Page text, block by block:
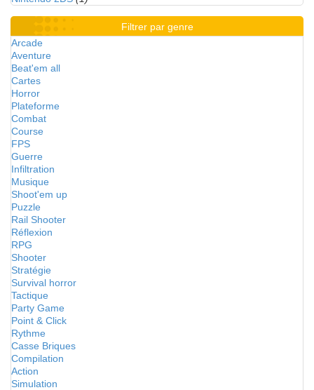
Filtrer par genre
Arcade
Aventure
Beat'em all
Cartes
Horror
Plateforme
Combat
Course
FPS
Guerre
Infiltration
Musique
Shoot'em up
Puzzle
Rail Shooter
Réflexion
RPG
Shooter
Stratégie
Survival horror
Tactique
Party Game
Point & Click
Rythme
Casse Briques
Compilation
Action
Simulation